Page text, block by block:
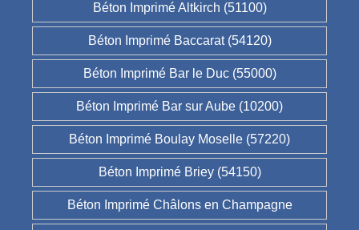
Béton Imprimé Altkirch (51100)
Béton Imprimé Baccarat (54120)
Béton Imprimé Bar le Duc (55000)
Béton Imprimé Bar sur Aube (10200)
Béton Imprimé Boulay Moselle (57220)
Béton Imprimé Briey (54150)
Béton Imprimé Châlons en Champagne